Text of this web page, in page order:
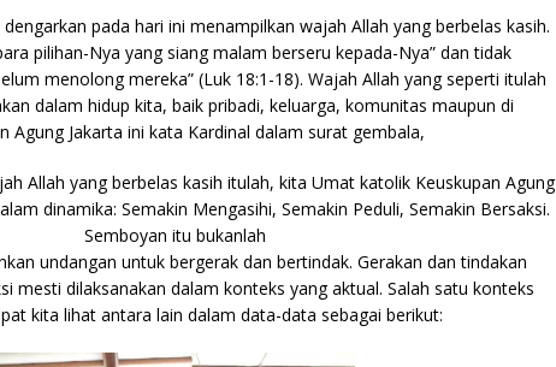
pada hari ini menampilkan wajah Allah yang berbelas kasih.
pilihan-Nya yang siang malam berseru kepada-Nya” dan tidak
menolong mereka” (Luk 18:1-18). Wajah Allah yang seperti itulah
dalam hidup kita, baik pribadi, keluarga, komunitas maupun di
Agung Jakarta ini kata Kardinal dalam surat gembala,
Allah yang berbelas kasih itulah, kita Umat katolik Keuskupan Agung
dinamika: Semakin Mengasihi, Semakin Peduli, Semakin Bersaksi.
Semboyan itu bukanlah
undangan untuk bergerak dan bertindak. Gerakan dan tindakan
mesti dilaksanakan dalam konteks yang aktual. Salah satu konteks
kita lihat antara lain dalam data-data sebagai berikut: